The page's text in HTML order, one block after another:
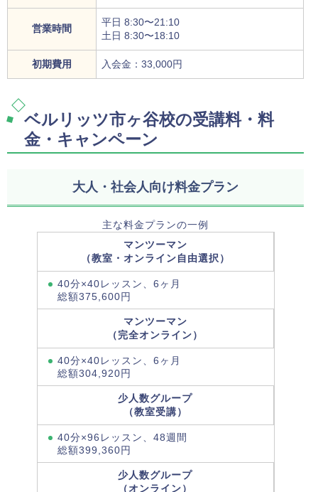
営業時間
平日 8:30〜21:10
土日 8:30〜18:10
初期費用 入会金：33,000円
ベルリッツ市ヶ谷校の受講料・料
金・キャンペーン
大人・社会人向け料金プラン
主な料金プランの一例
マンツーマン
（教室・オンライン自由選択）
40分×40レッスン、6ヶ月
総額375,600円
マンツーマン
（完全オンライン）
40分×40レッスン、6ヶ月
総額304,920円
少人数グループ
（教室受講）
40分×96レッスン、48週間
総額399,360円
少人数グループ
（オンライン）